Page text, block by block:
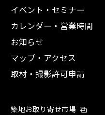
イベント・セミナー
カレンダー・営業時間
お知らせ
マップ・アクセス
取材・撮影許可申請
築地お取り寄せ市場